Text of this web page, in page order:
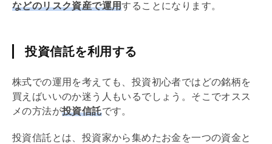
などのリスク資産で運用することになります。
投資信託を利用する
株式での運用を考えても、投資初心者ではどの銘柄を
買えばいいのか迷う人もいるでしょう。そこでオスス
メの方法が投資信託です。
投資信託とは、投資家から集めたお金を一つの資金と